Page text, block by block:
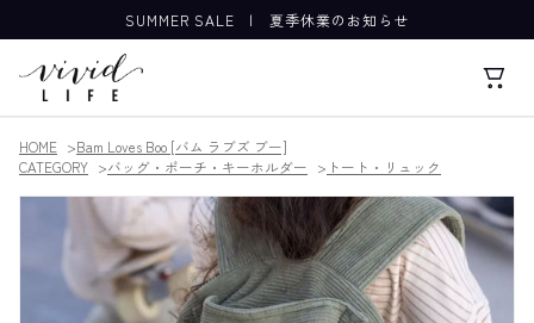
SUMMER SALE |夏季休業のお知らせ
HOME
Bam Loves Boo [バム ラブズ ブー]
CATEGORY
バッグ・ポーチ・キーホルダー トート・リュック